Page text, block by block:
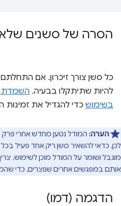
הסרה של סשנים
כל סשן צורך זיכרון. אם
להיות שתיתקלו בבעיה. השמדת
בשימוש כדי להגדיל את
הערה: המודל נטען מחדש אחרי פרק
לכן, כדאי להשאיר סשן ריק אחד פעיל
מוגבל ושומר על המודל מוכן לשימוש.
אותם במפגשים אחרים שנוצרים, כדי
הדגמה (דמו)